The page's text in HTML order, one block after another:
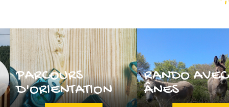
PARCOURS
D'ORIENTATION
RANDO AVEC
ÂNES